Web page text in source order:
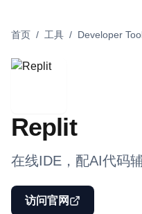
首页 / 工具 / Developer
Replit
在线IDE，配AI代码
访问官网